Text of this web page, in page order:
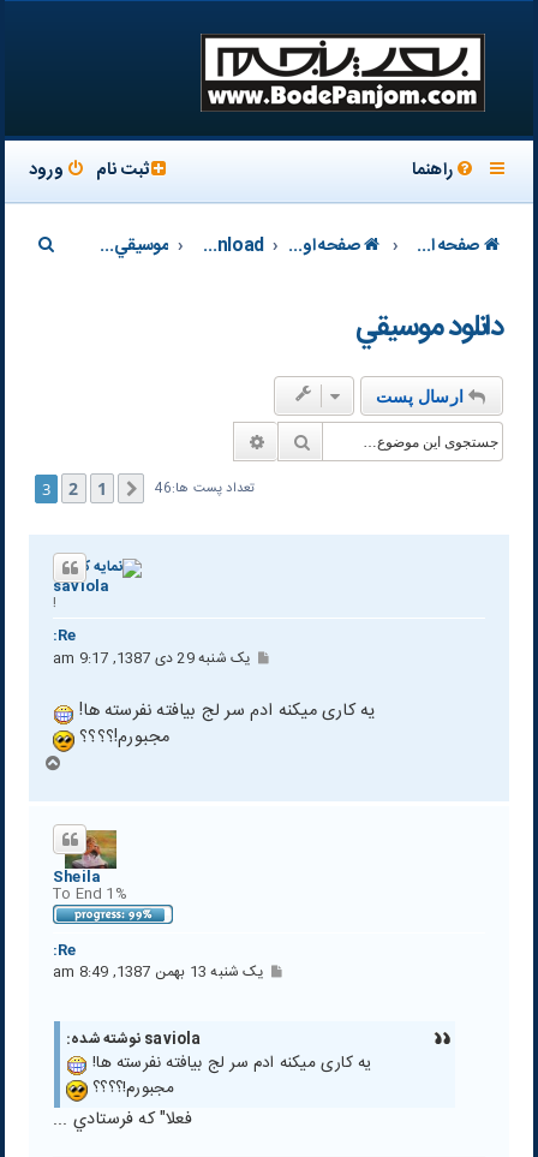
راهنما ورود ثبت نام
صفحه اصلی سایت صفحه اول تالار Download-دانلود موسيقي و فیلم
دانلود موسيقي
ارسال پست
جستجو
تعداد پست ها:46 قبلی 1
2
3
saviola
!
Re:
س
یک شنبه 29 دی 1387, 9:17 am
یه کاری میکنه ادم سر لج بیافته نفرسته ها!
مجبورم!؟؟؟؟
Sheila
1% To End
Re:
پیک شنبه 13 بهمن 1387, 8:49 am
saviola نوشته شده:
یه کاری میکنه ادم سر لج بیافته نفرسته ها!
مجبورم!؟؟؟؟
فعلا" كه فرستادي ...